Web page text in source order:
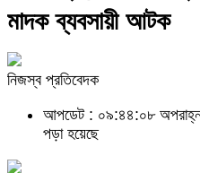
মাদক ব্যবসায়ী আটক
নিজস্ব প্রতিবেদক
আপডেট : ০৯:৪৪:০৮
পড়া হয়েছে